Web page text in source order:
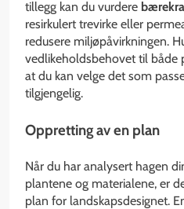
tillegg kan du vurdere
resirkulert trevirke eller
redusere miljøpåvirkningen.
vedlikeholdsbehovet til både
at du kan velge det som
tilgjengelig.
Oppretting av en plan
Når du har analysert hagen
plantene og materialene, er
plan for landskapsdesignet.